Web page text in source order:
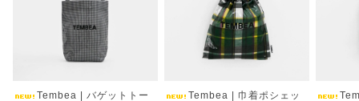
Tembea | バゲットトー
Tembea | 巾着ポシェッ